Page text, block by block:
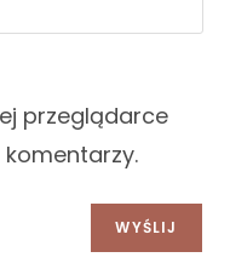
przeglądarce